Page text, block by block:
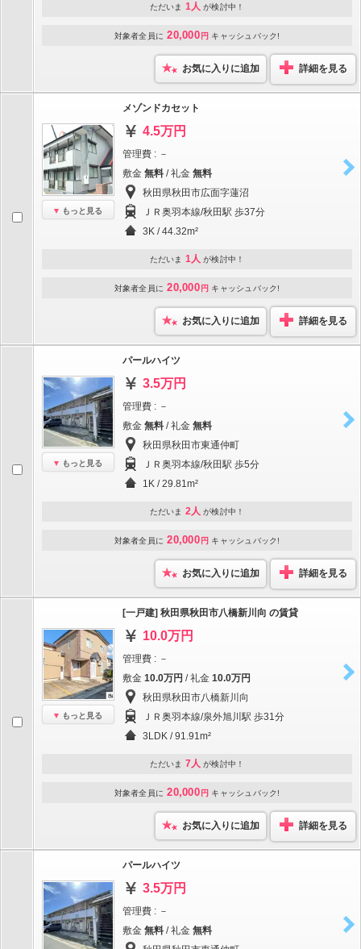
ただいま 1人 が検討中！
対象者全員に 20,000 円 キャッシュバック!
お気に入りに追加 詳細を見る
もっと見る
メゾンドカセット
4.5万円
管理費 : －
敷金 無料 / 礼金 無料
秋田県秋田市広面字蓮沼
ＪＲ奥羽本線/秋田駅 歩37分
3K / 44.32m²
ただいま 1人 が検討中！
対象者全員に 20,000 円 キャッシュバック!
お気に入りに追加 詳細を見る
もっと見る
パールハイツ
3.5万円
管理費 : －
敷金 無料 / 礼金 無料
秋田県秋田市東通仲町
ＪＲ奥羽本線/秋田駅 歩5分
1K / 29.81m²
ただいま 2人 が検討中！
対象者全員に 20,000 円 キャッシュバック!
お気に入りに追加 詳細を見る
もっと見る
[一戸建] 秋田県秋田市八橋新川向 の賃貸
10.0万円
管理費 : －
敷金 10.0万円 / 礼金 10.0万円
秋田県秋田市八橋新川向
ＪＲ奥羽本線/泉外旭川駅 歩31分
3LDK / 91.91m²
ただいま 7人 が検討中！
対象者全員に 20,000 円 キャッシュバック!
お気に入りに追加 詳細を見る
パールハイツ
3.5万円
管理費 : －
敷金 無料 / 礼金 無料